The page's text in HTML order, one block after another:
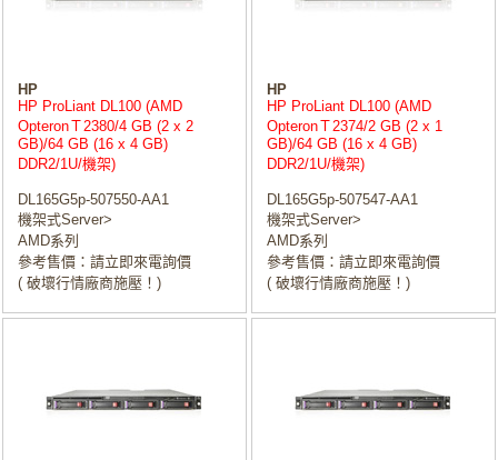
HP
HP ProLiant DL100 (AMD
OpteronＴ2380/4 GB (2 x 2
GB)/64 GB (16 x 4 GB)
DDR2/1U/機架)
DL165G5p-507550-AA1
機架式Server>
AMD系列
參考售價：請立即來電詢價
( 破壞行情廠商施壓！)
HP
HP ProLiant DL100 (AMD
OpteronＴ2374/2 GB (2 x 1
GB)/64 GB (16 x 4 GB)
DDR2/1U/機架)
DL165G5p-507547-AA1
機架式Server>
AMD系列
參考售價：請立即來電詢價
( 破壞行情廠商施壓！)